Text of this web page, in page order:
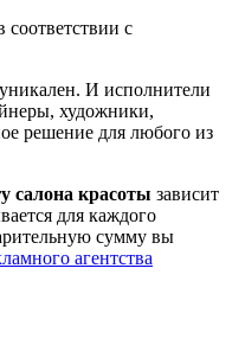
с
И исполнители
художники,
решение для любого из
салона красоты зависит
для каждого
сумму вы
агентства